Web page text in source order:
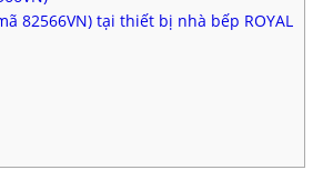
82566VN) tại thiết bị nhà bếp ROYAL